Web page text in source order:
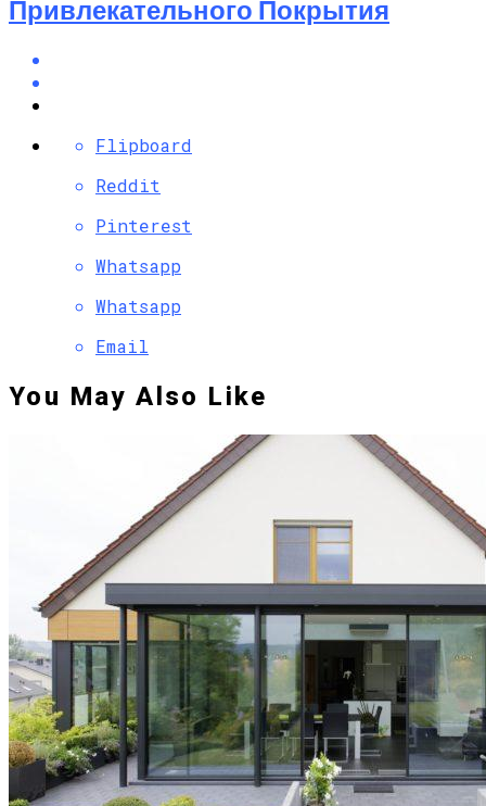
Привлекательного Покрытия
Flipboard
Reddit
Pinterest
Whatsapp
Whatsapp
Email
You May Also Like